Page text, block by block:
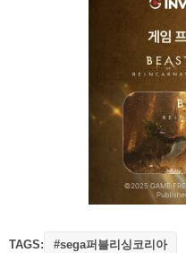
TAGS: #sega퍼블리싱코리아